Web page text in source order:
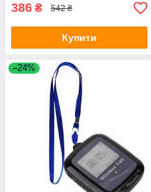
386 ₴ 542 ₴
Купити
–24%